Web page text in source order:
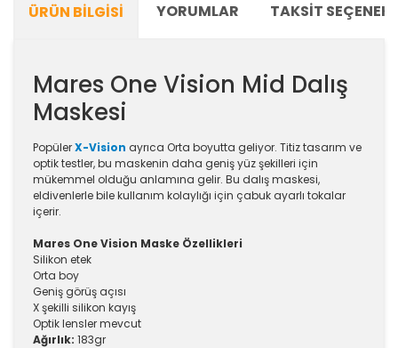
ÜRÜN BILGISI YORUMLAR TAKSIT
Mares One Vision Mid Dalış
Maskesi
PopülerX-Vision ayrıca Orta boyutta geliyor. Titiz tasarım ve
optik testler, bu maskenin daha geniş yüz şekilleri için
mükemmel olduğu anlamına gelir. Bu dalış maskesi,
eldivenlerle bile kullanım kolaylığı için çabuk ayarlı tokalar
içerir.
Mares One Vision Maske Özellikleri
Silikon etek
Orta boy
Geniş görüş açısı
X şekilli silikon kayış
Optik lensler mevcut
Ağırlık: 183gr